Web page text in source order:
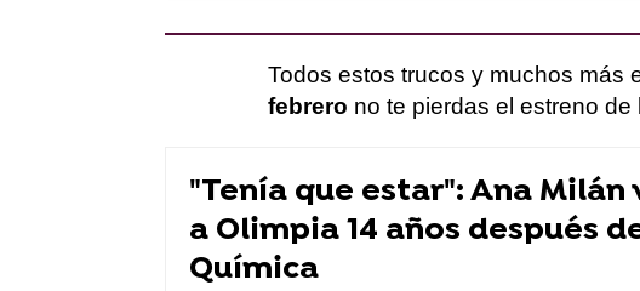
Todos estos trucos y muchos más
febrero no te pierdas el estreno
"Tenía que estar": Ana
a Olimpia 14 años después
Química